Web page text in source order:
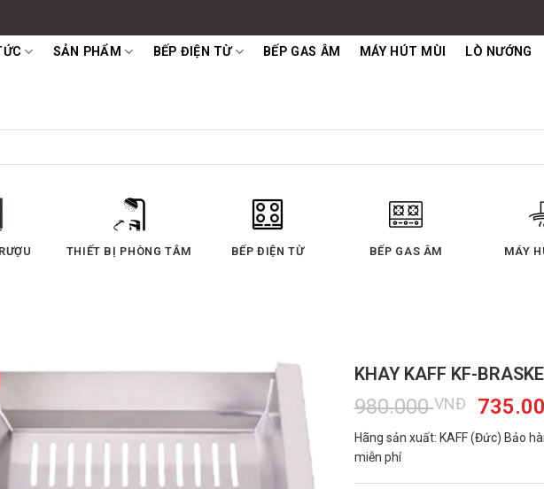
SẢN PHẨM BẾP ĐIỆN TỪ BẾP GAS ÂM MÁY HÚT MÙI LÒ NƯỚNG
BẾP ĐIỆN TỪ BẾP GAS ÂM MÁY
THIẾT BỊ PHÒNG TẮM
KHAY KAFF KF-
980.000VNĐ
Giá
gốc
là:
Hãng sản xuất: KAFF (Đức) Bảo
miễn phí